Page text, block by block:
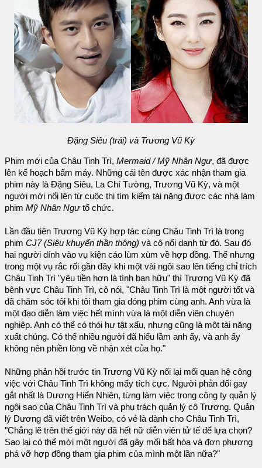
Đặng Siêu (trái) và Trương Vũ Kỳ
Phim mới của Châu Tinh Trì, Mermaid / Mỹ Nhân Ngư, đã được
lên kế hoạch bấm máy. Những cái tên được xác nhận tham gia
phim này là Đặng Siêu, La Chí Tường, Trương Vũ Kỳ, và một
người mới nổi lên từ cuộc thi tìm kiếm tài năng được các nhà làm
phim Mỹ Nhân Ngưtổ chức.
Lần đầu tiên Trương Vũ Kỳ hợp tác cùng Châu Tinh Trì là trong
phim CJ7 (Siêu khuyển thần thông) và cô nổi danh từ đó. Sau đó
hai người dính vào vụ kiện cáo lùm xùm về hợp đồng. Thế nhưng
trong một vụ rắc rối gần đây khi một vài ngôi sao lên tiếng chỉ trích
Châu Tinh Trì "yêu tiền hơn là tình bạn hữu" thì Trương Vũ Kỳ đã
bênh vực Châu Tinh Trì, cô nói, "Châu Tinh Trì là một người tốt và
đã chăm sóc tôi khi tôi tham gia đóng phim cùng anh. Anh vừa là
một đạo diễn làm việc hết mình vừa là một diễn viên chuyên
nghiệp. Anh có thể có thói hư tật xấu, nhưng cũng là một tài năng
xuất chúng. Có thể nhiều người đã hiểu lầm anh ấy, và anh ấy
không nên phiền lòng về nhận xét của họ."
Những phản hồi trước tin Trương Vũ Kỳ nối lại mối quan hệ công
việc với Châu Tinh Trì không mấy tích cực. Người phản đối gay
gắt nhất là Dương Hiển Nhiên, từng làm việc trong công ty quản lý
ngôi sao của Châu Tinh Trì và phụ trách quản lý cô Trương. Quản
lý Dương đã viết trên Weibo, có vẻ là dành cho Châu Tinh Trì,
"Chẳng lẽ trên thế giới này đã hết nữ diễn viên tử tế để lựa chọn?
Sao lại có thể mời một người đã gây mối bất hòa và đơn phương
phá vỡ hợp đồng tham gia phim của mình một lần nữa?"